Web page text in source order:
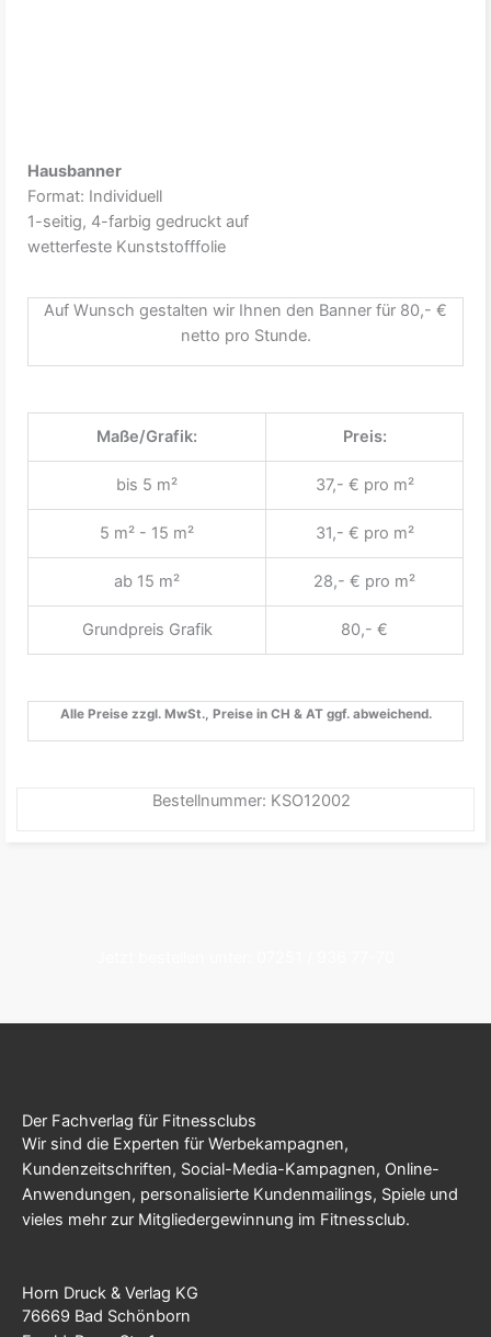
Hausbanner
Format: Individuell
1-seitig, 4-farbig gedruckt auf
wetterfeste Kunststofffolie
Auf Wunsch gestalten wir Ihnen den Banner für 80,- €
netto pro Stunde.
Maße/Grafik: Preis:
bis 5 m² 37,- € pro m²
5 m² - 15 m² 31,- € pro m²
ab 15 m² 28,- € pro m²
Grundpreis Grafik 80,- €
Alle Preise zzgl. MwSt., Preise in CH & AT ggf. abweichend.
Bestellnummer: KSO12002
Der Fachverlag für Fitnessclubs
Wir sind die Experten für Werbekampagnen,
Kundenzeitschriften, Social-Media-Kampagnen, Online-
Anwendungen, personalisierte Kundenmailings, Spiele und
vieles mehr zur Mitgliedergewinnung im Fitnessclub.
Horn Druck & Verlag KG
76669 Bad Schönborn